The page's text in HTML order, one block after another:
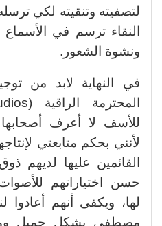
لتصفيته وتنقيته لكي
النقاء ترسم في
ونشوة الشعور.
في النهاية لابد من
للأسف لا أعرف
لأنني بحكم متابعتي
القائمين عليها لديهم
حسن اختياراتهم
لها، ويكفى أنهم أعادوا
مصطفى بشكل جميل